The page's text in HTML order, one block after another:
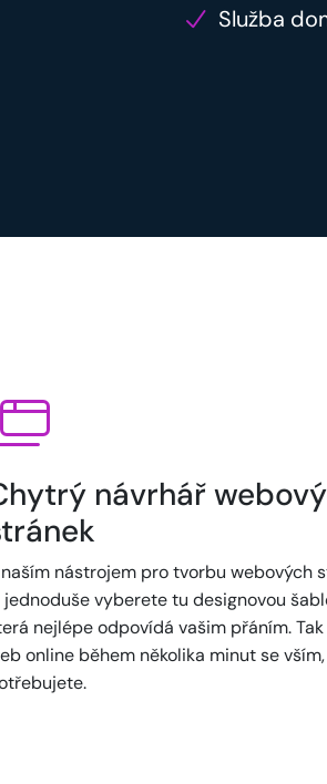
Služba
návrhář
naším nástrojem pro tvorbu webových
jednoduše vyberete tu designovou
nejlépe odpovídá vašim přáním.
online během několika minut se